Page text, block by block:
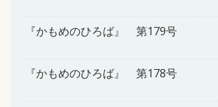
『かもめのひろば』 第179号
『かもめのひろば』 第178号